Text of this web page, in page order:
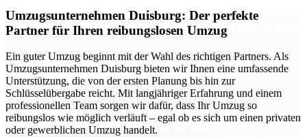
Umzugsunternehmen Duisburg: Der perfekte
Partner für Ihren reibungslosen Umzug
Ein guter Umzug beginnt mit der Wahl des richtigen Partners. Als
Umzugsunternehmen Duisburg bieten wir Ihnen eine umfassende
Unterstützung, die von der ersten Planung bis hin zur
Schlüsselübergabe reicht. Mit langjähriger Erfahrung und einem
professionellen Team sorgen wir dafür, dass Ihr Umzug so
reibungslos wie möglich verläuft – egal ob es sich um einen privaten
oder gewerblichen Umzug handelt.